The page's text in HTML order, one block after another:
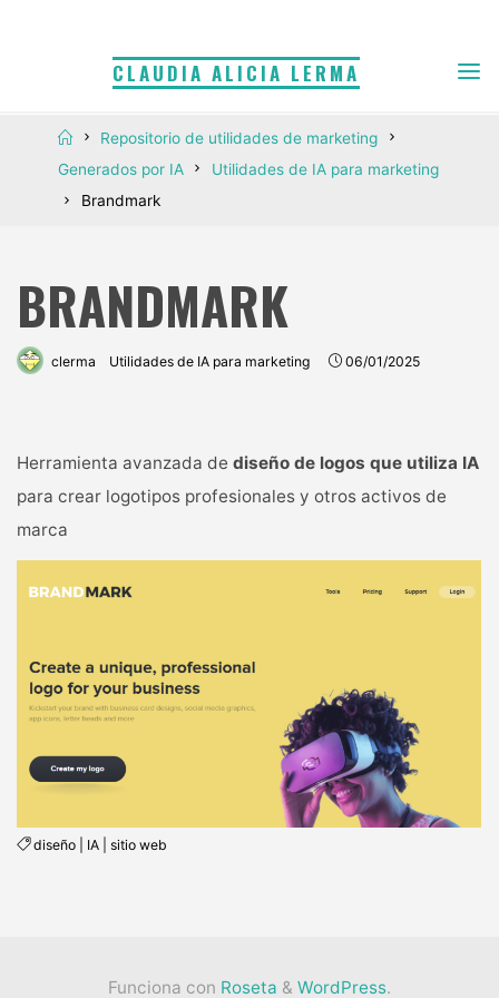
CLAUDIA ALICIA LERMA
InicioRepositorio de utilidades de marketing
Generados por IA
Utilidades de IA para marketing
Brandmark
BRANDMARK
clerma Utilidades de IA para marketing 06/01/2025
Herramienta avanzada de diseño de logos que utiliza IA
para crear logotipos profesionales y otros activos de
marca
diseño IA |sitio web
Funciona con Roseta & WordPress.